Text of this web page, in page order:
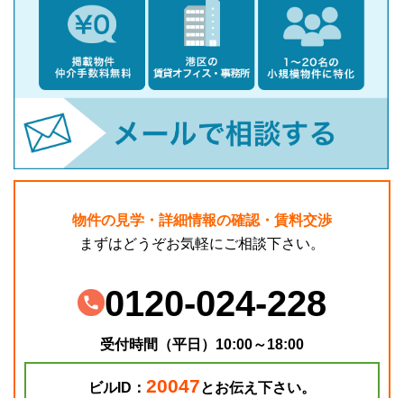
物件の見学・詳細情報の確認・賃料交渉
まずはどうぞお気軽にご相談下さい。
0120-024-228
受付時間（平日）10:00～18:00
ビルID： 20047とお伝え下さい。